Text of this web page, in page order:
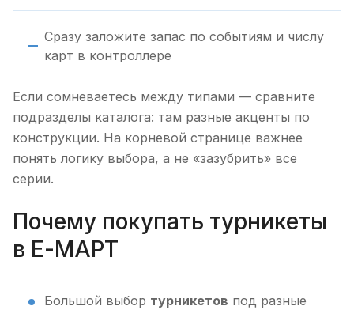
Сразу заложите запас по событиям и числу
карт в контроллере
Если сомневаетесь между типами — сравните
подразделы каталога: там разные акценты по
конструкции. На корневой странице важнее
понять логику выбора, а не «зазубрить» все
серии.
Почему покупать турникеты
в Е-МАРТ
Большой выбор турникетов под разные